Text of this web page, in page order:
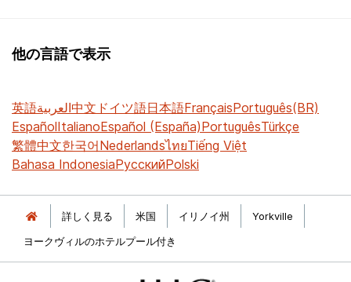
他の言語で表示
英語العربية中文 ドイツ語日本語FrançaisPortuguês(BR)
EspañolItalianoEspañol (España)PortuguêsTürkçe
繁體中文한국어NederlandsไทยTiếng Việt
Bahasa IndonesiaРусскийPolski
詳しく見る 米国 イリノイ州
Yorkville
ヨークヴィルのホテルプール付き